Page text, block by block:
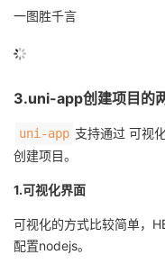
客
论
的
子
我
直
播
的
活
动
我
的
关
注
我
课
程
的
认
证
我
的
实
验
我
的
收
的
术
支
持
我
云
声
建
议
一图胜千言
3.uni-app创建项目的
uni-app 支持通过 可视化
创建项目。
1.可视化界面
可视化的方式比较简单，
配置nodejs。